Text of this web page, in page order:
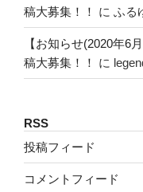
稿大募集！！
に ふる
【お知らせ(2020年6
稿大募集！！
に
RSS
投稿フィード
コメントフィード